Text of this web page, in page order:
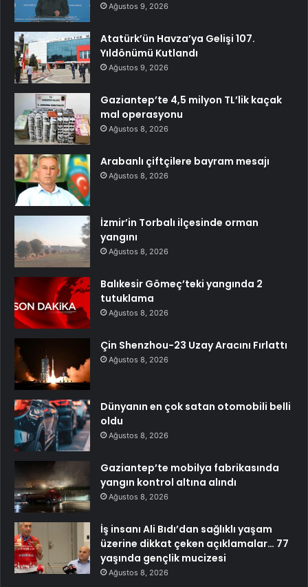
Ağustos 9, 2026
Atatürk’ün Havza’ya Gelişi 107.
Yıldönümü Kutlandı
Ağustos 9, 2026
Gaziantep’te 4,5 milyon TL’lik kaçak
mal operasyonu
Ağustos 8, 2026
Arabanlı çiftçilere bayram mesajı
Ağustos 8, 2026
İzmir’in Torbalı ilçesinde orman
yangını
Ağustos 8, 2026
Balıkesir Gömeç’teki yangında 2
tutuklama
Ağustos 8, 2026
Çin Shenzhou-23 Uzay Aracını Fırlattı
Ağustos 8, 2026
Dünyanın en çok satan otomobili belli
oldu
Ağustos 8, 2026
Gaziantep’te mobilya fabrikasında
yangın kontrol altına alındı
Ağustos 8, 2026
İş insanı Ali Bıdı’dan sağlıklı yaşam
üzerine dikkat çeken açıklamalar… 77
yaşında gençlik mucizesi
Ağustos 8, 2026